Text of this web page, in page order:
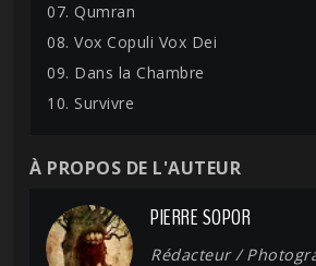
07. Qumran
08. Vox Copuli Vox Dei
09. Dans la Chambre
10. Survivre
À PROPOS DE L'AUTEUR
PIERRE SOPOR
Rédacteur /